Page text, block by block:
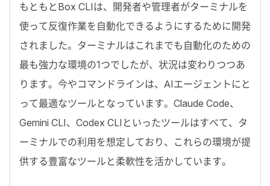
もともと Box CLI は、開発者や管理者がターミナルを
使って反復作業を自動化できるようにするために開発
されました。ターミナルはこれまでも自動化のための
最も強力な環境の1つでしたが、状況は変わりつつあ
ります。今やコマンドラインは、 AIエージェントにと
って最適なツールとなっています。 Claude Code、
Gemini CLI、 Codex CLI といったツールはすべて、タ
ーミナルでの利用を想定しており、これらの環境が提
供する豊富なツールと柔軟性を活かしています。